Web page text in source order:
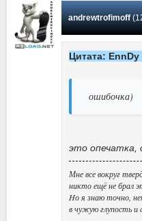
andrewtrofimoff(12
Цитата: EnnDy
ошибочка)
это опечатка,
Мне все вокруг
никто ещё не брал
Hо я знаю точно,
в чужую глупость и